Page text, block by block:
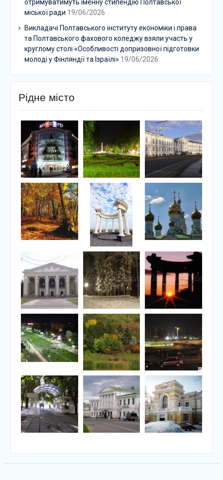
отримуватимуть іменну стипендію Полтавської
міської ради 19/06/2026
Викладачі Полтавського інституту економіки і права
та Полтавського фахового коледжу взяли участь у
круглому столі «Особливості допризовної підготовки
молоді у Фінляндії та Ізраїлі» 19/06/2026
Рідне місто